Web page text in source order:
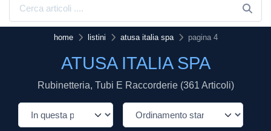
home listini atusa italia spa pagina 4
ATUSA ITALIA SPA
Rubinetteria, Tubi E Raccorderie (361 Articoli)